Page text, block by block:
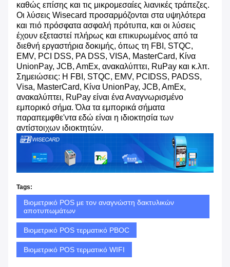
καθώς επίσης και τις μικρομεσαίες λιανικές τράπεζες.
Οι λύσεις Wisecard προσαρμόζονται στα υψηλότερα
και πιό πρόσφατα ασφαλή πρότυπα, και οι λύσεις
έχουν εξεταστεί πλήρως και επικυρωμένος από τα
διεθνή εργαστήρια δοκιμής, όπως τη FBI, STQC,
EMV, PCI DSS, PA DSS, VISA, MasterCard, Κίνα
UnionPay, JCB, AmEx, ανακαλύπτει, RuPay και κ.λπ.
Σημειώσεις: Η FBI, STQC, EMV, PCIDSS, PADSS,
Visa, MasterCard, Κίνα UnionPay, JCB, AmEx,
ανακαλύπτει, RuPay είναι ένα Αναγνωρισμένο
εμπορικό σήμα. Όλα τα εμπορικά σήματα
παραπεμφθε'ντα εδώ είναι η ιδιοκτησία των
αντίστοιχων ιδιοκτητών.
Tags:
Βιομετρικό POS με τον αναγνώστη δακτυλικών
αποτυπωμάτων
Βιομετρικό POS τερματικό PBOC
Βιομετρικό POS τερματικό WIFI